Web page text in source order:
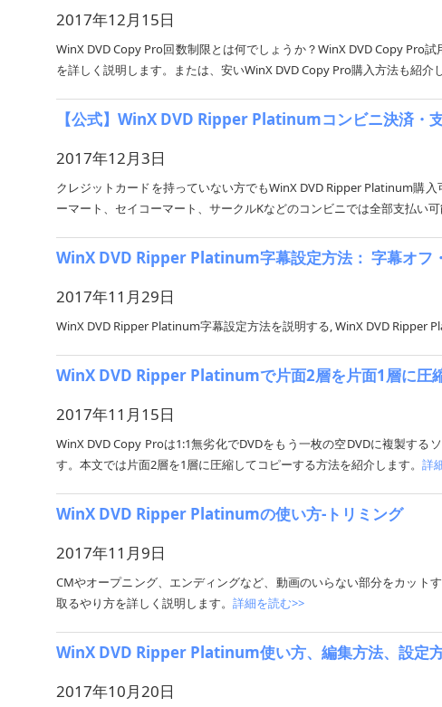
2017年12月15日
WinX DVD Copy Pro回数制限とは何でしょうか？WinX DVD Copy Pro
を詳しく説明します。または、安いWinX DVD Copy Pro購入方法も紹介し
【公式】WinX DVD Ripper Platinumコンビニ決済・
2017年12月3日
クレジットカードを持っていない方でもWinX DVD Ripper Platinum購
ーマート、セイコーマート、サークルKなどのコンビニでは全部支払い
WinX DVD Ripper Platinum字幕設定方法： 字幕オフ
2017年11月29日
WinX DVD Ripper Platinum字幕設定方法を説明する, WinX DVD Ripper
WinX DVD Ripper Platinumで片面2層を片面1層に圧
2017年11月15日
WinX DVD Copy Proは1:1無劣化でDVDをもう一枚の空DVDに複製す
す。本文では片面2層を1層に圧縮してコピーする方法を紹介します。 詳
WinX DVD Ripper Platinumの使い方‐トリミング
2017年11月9日
CMやオープニング、エンディングなど、動画のいらない部分をカット
取るやり方を詳しく説明します。 詳細を読む>>
WinX DVD Ripper Platinum使い方、編集方法、設定
2017年10月20日